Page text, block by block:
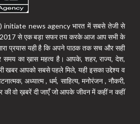
initiate news agency भारत में सबसे तेजी से
है, 2017 से एक बड़ा सफर तय करके आज आप सभी के
प्रयास यही है कि अपने पाठक तक सच और सही
समय का ख़ास महत्व है। आपके, शहर, राज्य, देश,
खबर आपको सबसे पहले मिले, यही इसका उद्देश्य व
अध्यात्म , धर्म, साहित्य, मनोरंजन , नौकरी,
वो ख़बरें दी जाएँ जो आपके जीवन में कहीं न कहीं